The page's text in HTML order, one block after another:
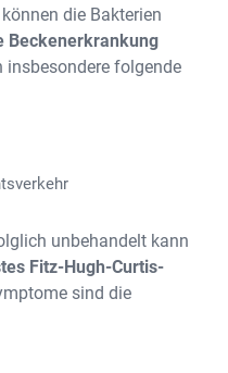
die Bakterien
Beckenerkrankung
insbesondere folgende
unbehandelt kann
Fitz-Hugh-Curtis-
sind die